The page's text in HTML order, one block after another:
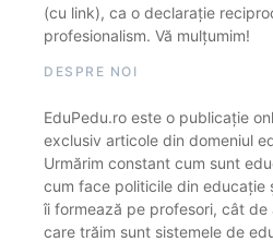
(cu link), ca o declarație
profesionalism. Vă mulțumim!
DESPRE NOI
EduPedu.ro este o publicație
exclusiv articole din domeniul
Urmărim constant cum sunt
cum face politicile din educație
îi formează pe profesori, cât de
care trăim sunt sistemele de